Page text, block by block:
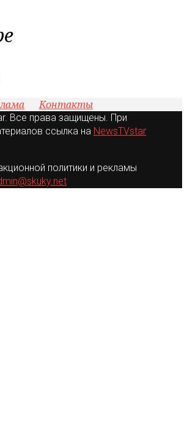
Контакты
Все права защищены. При
ссылка на NewsTVstar
политики и рекламы